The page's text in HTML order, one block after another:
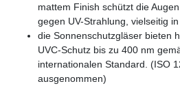
mattem Finish schützt die
gegen UV-Strahlung, vielseitig
die Sonnenschutzgläser bieten
UVC-Schutz bis zu 400 nm
internationalen Standard. (ISO
ausgenommen)